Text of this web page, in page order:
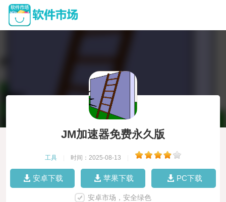
JM加速器免费永久版
工具 时间：2025-08-13
安卓下载 苹果下载 PC下载
安卓市场，安全绿色